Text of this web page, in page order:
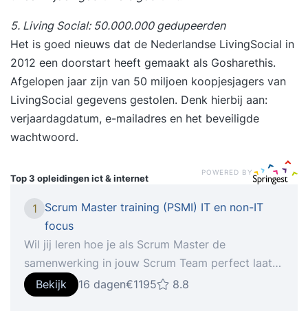
5. Living Social: 50.000.000 gedupeerden
Het is goed nieuws dat de Nederlandse LivingSocial in
2012 een doorstart heeft gemaakt als Gosharethis.
Afgelopen jaar zijn van 50 miljoen koopjesjagers van
LivingSocial gegevens gestolen. Denk hierbij aan:
verjaardagdatum, e-mailadres en het beveiligde
wachtwoord.
Top 3 opleidingenict & internet
POWERED BY
1
Scrum Master training (PSMI) IT en non-IT
focus
Wil jij leren hoe je als Scrum Master de
samenwerking in jouw Scrum Team perfect laat
lopen? In deze 2-daagse gecertificeerde Scrum
Master training (PSMI) leer je alles wat je nodig
Bekijk 16 dagen€1195 8.8